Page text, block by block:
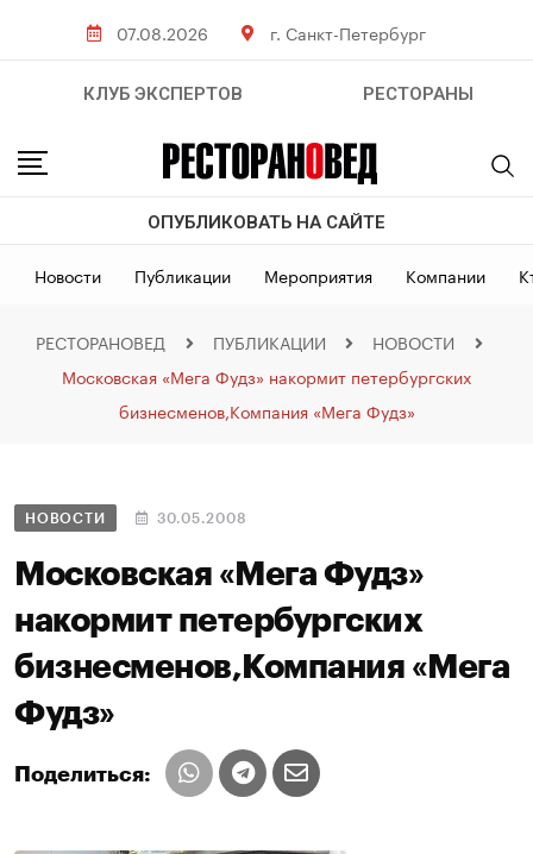
07.08.2026 г. Санкт-Петербург
КЛУБ ЭКСПЕРТОВ РЕСТОРАНЫ
ОПУБЛИКОВАТЬ НА САЙТЕ
Новости Публикации Мероприятия Компании
РЕСТОРАНОВЕД ПУБЛИКАЦИИ
НОВОСТИ
Московская «Мега Фудз» накормит петербургских
бизнесменов,Компания «Мега Фудз»
НОВОСТИ 30.05.2008
Московская «Мега Фудз»
накормит петербургских
бизнесменов,Компания «Мега
Фудз»
Поделиться: